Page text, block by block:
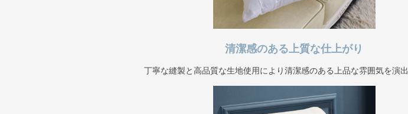
清潔感のある上質な仕上がり
丁寧な縫製と高品質な生地使用により清潔感のある上品な雰囲気を演出